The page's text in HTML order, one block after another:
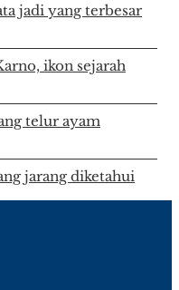
jadi yang terbesar
ikon sejarah
telur ayam
jarang diketahui